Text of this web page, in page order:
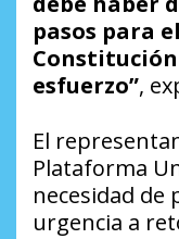
pasos para
esfuerzo”,
El
Plataforma
necesidad de
urgencia a